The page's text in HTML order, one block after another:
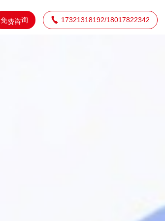
免费咨询  17321318192/18017822342